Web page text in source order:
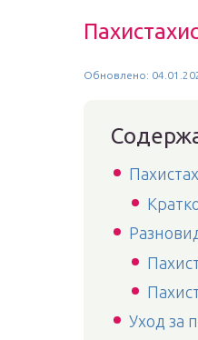
Обновлено:
Уход за